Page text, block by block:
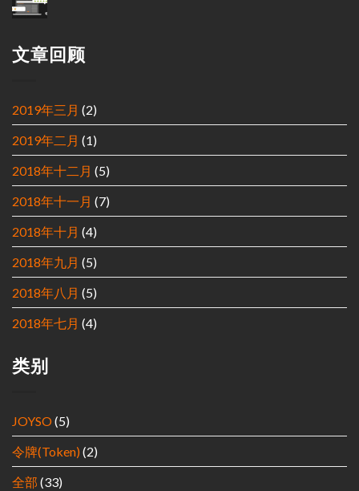
文章回顾
2019年三月 (2)
2019年二月 (1)
2018年十二月 (5)
2018年十一月 (7)
2018年十月 (4)
2018年九月 (5)
2018年八月 (5)
2018年七月 (4)
类别
JOYSO(5)
令牌(Token) (2)
全部 (33)